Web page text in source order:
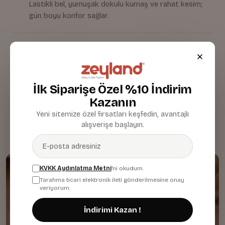
Lastikli bel, yumuşak dokulu kumaş ve rahat kesim;
gün boyu konfor sağlar.
Bakım & Temizlik
İlk Siparişe Özel %10 İndirim
Kazanın
Yeni sitemize özel fırsatları keşfedin, avantajlı
alışverişe başlayın.
KVKK Aydınlatma Metni'ni okudum.
Tarafıma ticari elektronik ileti gönderilmesine onay
veriyorum.
İndirimi Kazan !